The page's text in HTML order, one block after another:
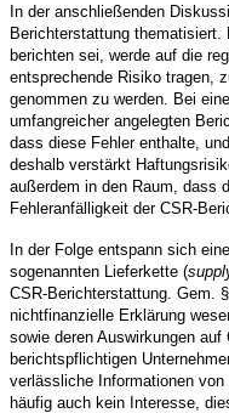
In der anschließenden
Berichterstattung
berichten sei, werde auf die
entsprechende Risiko tragen,
genommen zu werden. Bei
umfangreicher angelegten
dass diese Fehler enthalte,
deshalb verstärkt
außerdem in den Raum, dass
Fehleranfälligkeit der CSR-
In der Folge entspann sich
sogenannten Lieferkette (
CSR-Berichterstattung. Gem.
nichtfinanzielle Erklärung
sowie deren Auswirkungen
berichtspflichtigen
verlässliche Informationen
häufig auch kein Interesse,